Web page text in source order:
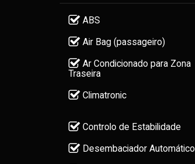
ABS
Air Bag (passageiro)
Ar Condicionado para Zona
Traseira
Climatronic
Controlo de Estabilidade
Desembaciador Automático